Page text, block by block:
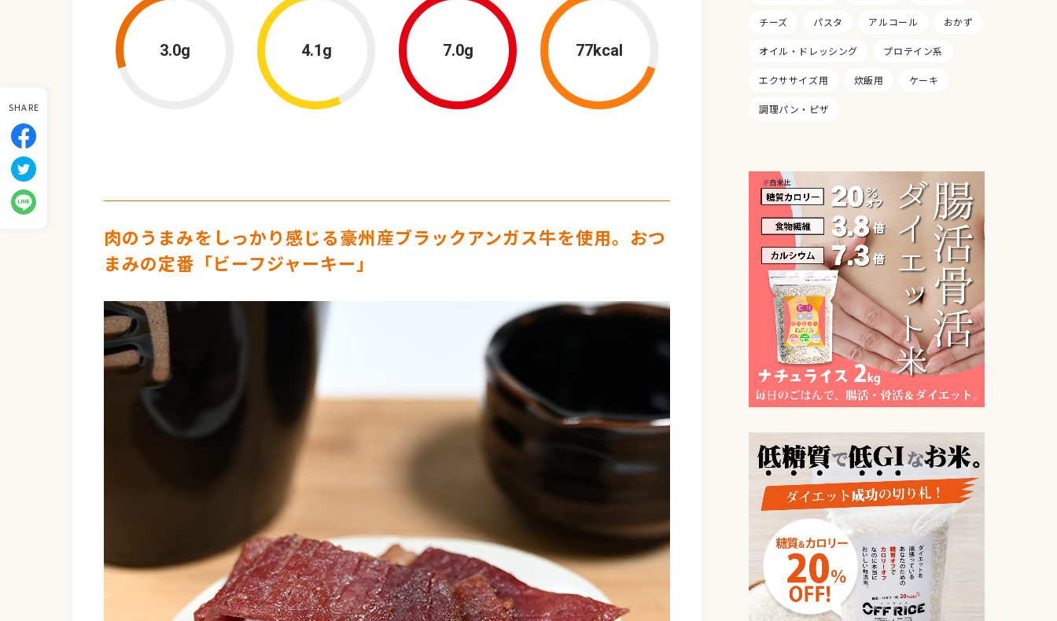
SHARE
3.0g 4.1g 7.0g 77kcal
肉のうまみをしっかり感じる豪州産ブラックアンガス牛を使用。おつ
まみの定番「ビーフジャーキー」
チーズ パスタ アルコール おかず
オイル・ドレッシング プロテイン系
エクササイズ用 炊飯用 ケーキ
調理パン・ピザ